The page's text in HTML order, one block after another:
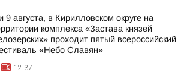
9 августа, в Кирилловском округе на
комплекса «Застава князей
проходит пятый всероссийский
«Небо Славян»
12:37